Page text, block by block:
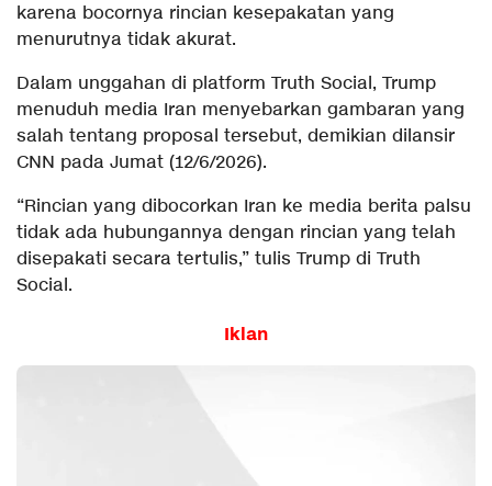
karena bocornya rincian kesepakatan yang
menurutnya tidak akurat.
Dalam unggahan di platform Truth Social, Trump
menuduh media Iran menyebarkan gambaran yang
salah tentang proposal tersebut, demikian dilansir
CNN pada Jumat (12/6/2026).
“Rincian yang dibocorkan Iran ke media berita palsu
tidak ada hubungannya dengan rincian yang telah
disepakati secara tertulis,” tulis Trump di Truth
Social.
Iklan